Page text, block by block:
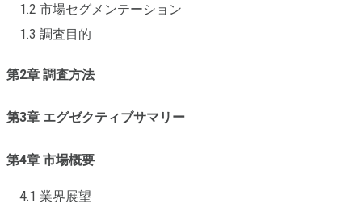
1.2 市場セグメンテーション
1.3 調査目的
第2章 調査方法
第3章 エグゼクティブサマリー
第4章 市場概要
4.1 業界展望